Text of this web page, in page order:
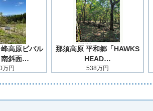
高原ビバル
南斜面…
万円
那須高原 平和郷「HAWKS
HEAD…
538万円